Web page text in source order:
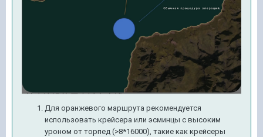
Для оранжевого маршрута рекомендуется
использовать крейсера или эсминцы с высоким
уроном от торпед (>8*16000), такие как крейсеры